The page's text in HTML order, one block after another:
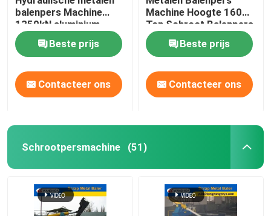
balenpers Machine
1350kN aluminium
schrootpers
Beste prijs
Contacteer ons
Machine Hoogte 160
Ton Schroot Balenpers
Beste prijs
Contacteer ons
Schrootpersmachine (51)